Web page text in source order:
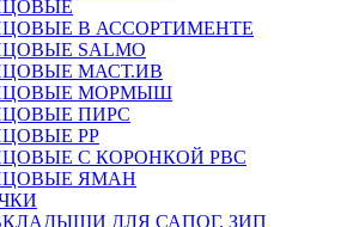
В АССОРТИМЕНТЕ
SALMO
МАСТ.ИВ
МОРМЫШ
ПИРС
РР
С КОРОНКОЙ РВС
ЯМАН
ДЛЯ САПОГ, ЗИП